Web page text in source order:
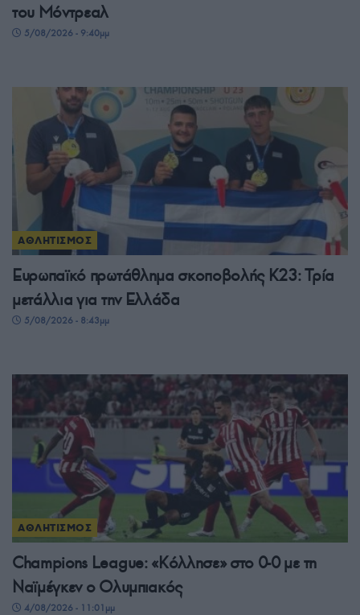
του Μόντρεαλ
5/08/2026 - 9:40μμ
ΑΘΛΗΤΙΣΜΟΣ
Ευρωπαϊκό πρωτάθλημα σκοποβολής Κ23: Τρία
μετάλλια για την Ελλάδα
5/08/2026 - 8:43μμ
ΑΘΛΗΤΙΣΜΟΣ
Champions League: «Κόλλησε» στο 0-0 με τη
Ναϊμέγκεν ο Ολυμπιακός
4/08/2026 - 11:01μμ